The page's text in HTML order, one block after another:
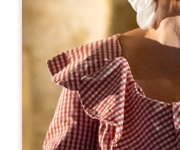
En
Chambres d'hôtes
Corbin
2194 Route des
33330 SAINT-